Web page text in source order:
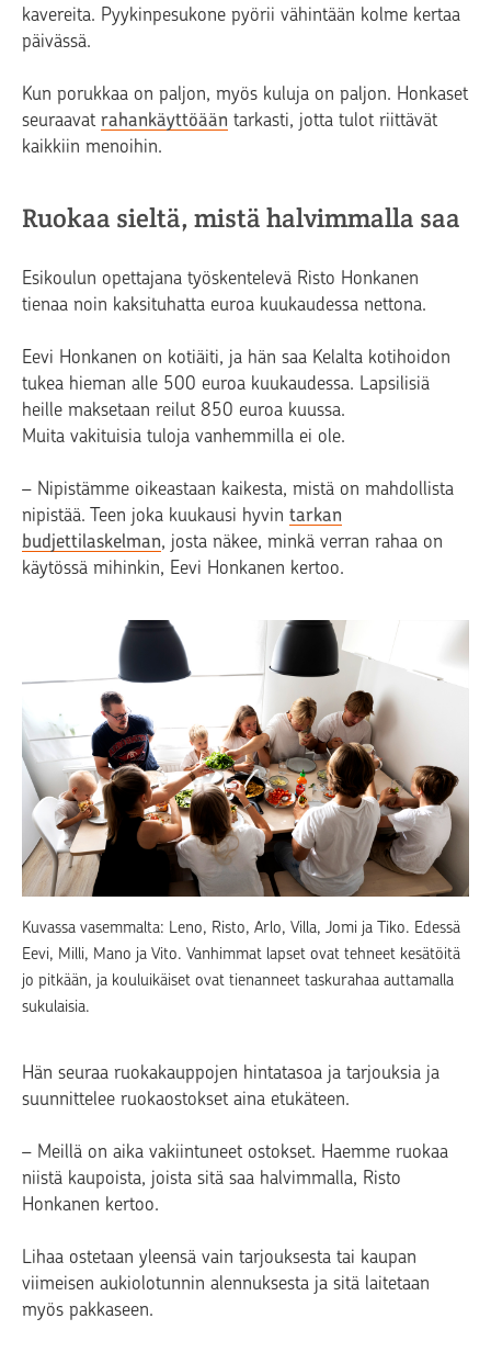
kavereita. Pyykinpesukone pyörii vähintään kolme kertaa
päivässä.
Kun porukkaa on paljon, myös kuluja on paljon. Honkaset
seuraavat rahankäyttöään tarkasti, jotta tulot riittävät
kaikkiin menoihin.
Ruokaa sieltä, mistä halvimmalla saa
Esikoulun opettajana työskentelevä Risto Honkanen
tienaa noin kaksituhatta euroa kuukaudessa nettona.
Eevi Honkanen on kotiäiti, ja hän saa Kelalta kotihoidon
tukea hieman alle 500 euroa kuukaudessa. Lapsilisiä
heille maksetaan reilut 850 euroa kuussa.
Muita vakituisia tuloja vanhemmilla ei ole.
– Nipistämme oikeastaan kaikesta, mistä on mahdollista
nipistää. Teen joka kuukausi hyvin tarkan
budjettilaskelman, josta näkee, minkä verran rahaa on
käytössä mihinkin, Eevi Honkanen kertoo.
Kuvassa vasemmalta: Leno, Risto, Arlo, Villa, Jomi ja Tiko. Edessä
Eevi, Milli, Mano ja Vito. Vanhimmat lapset ovat tehneet kesätöitä
jo pitkään, ja kouluikäiset ovat tienanneet taskurahaa auttamalla
sukulaisia.
Hän seuraa ruokakauppojen hintatasoa ja tarjouksia ja
suunnittelee ruokaostokset aina etukäteen.
– Meillä on aika vakiintuneet ostokset. Haemme ruokaa
niistä kaupoista, joista sitä saa halvimmalla, Risto
Honkanen kertoo.
Lihaa ostetaan yleensä vain tarjouksesta tai kaupan
viimeisen aukiolotunnin alennuksesta ja sitä laitetaan
myös pakkaseen.